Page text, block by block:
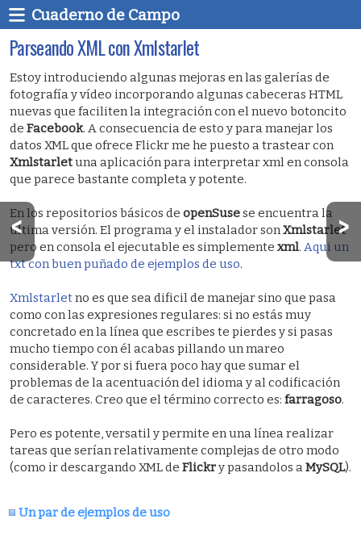
Cuaderno de Campo
Parseando XML con Xmlstarlet
Estoy introduciendo algunas mejoras en las galerías de
fotografía y vídeo incorporando algunas cabeceras HTML
nuevas que faciliten la integración con el nuevo botoncito
de Facebook. A consecuencia de esto y para manejar los
datos XML que ofrece Flickr me he puesto a trastear con
Xmlstarletuna aplicación para interpretar xml en consola
que parece bastante completa y potente.
En los repositorios básicos de openSusese encuentra la
última versión. El programa y el instalador sonXmlstarlet
pero en consola el ejecutable es simplemente xml. Aqui un
txt con buen puñado de ejemplos de uso.
Xmlstarletno es que sea dificil de manejar sino que pasa
como con las expresiones regulares: si no estás muy
concretado en la línea que escribes te pierdes y si pasas
mucho tiempo con él acabas pillando un mareo
considerable. Y por si fuera poco hay que sumar el
problemas de la acentuación del idioma y al codificación
de caracteres. Creo que el término correcto es: farragoso.
Pero es potente, versatil y permite en una línea realizar
tareas que serían relativamente complejas de otro modo
(como ir descargando XML de Flickry pasandolos aMySQL).
Un par de ejemplos de uso